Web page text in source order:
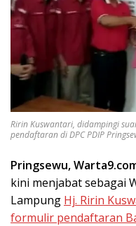
Ririn Kuswantari, didampingi
pendaftaran di DPC PDIP
Pringsewu,
kini menjabat sebagai
Lampung Hj. Ririn
formulir pendaftaran